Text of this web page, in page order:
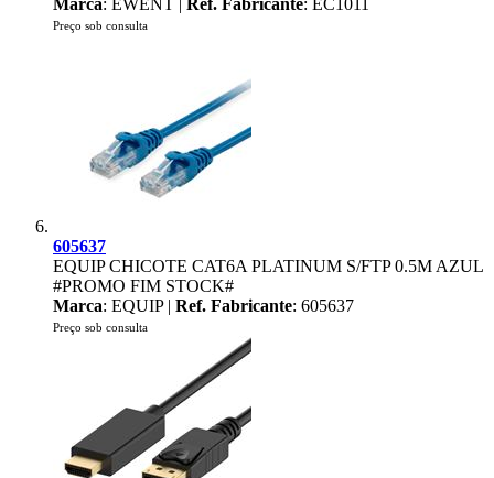
Marca: EWENT | Ref. Fabricante: EC1011
Preço sob consulta
605637
EQUIP CHICOTE CAT6A PLATINUM S/FTP 0.5M AZUL
#PROMO FIM STOCK#
Marca: EQUIP | Ref. Fabricante: 605637
Preço sob consulta